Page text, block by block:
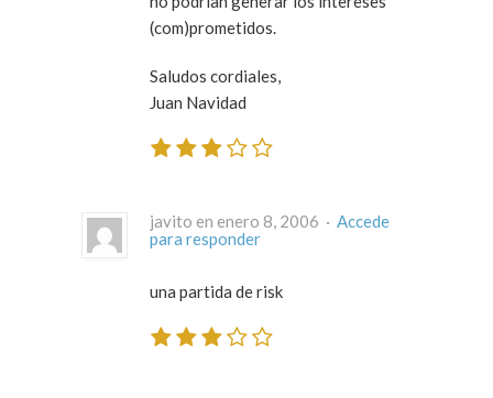
(com)prometidos.
Saludos cordiales,
Juan Navidad
javito en enero 8, 2006 · Accede
para responder
una partida de risk